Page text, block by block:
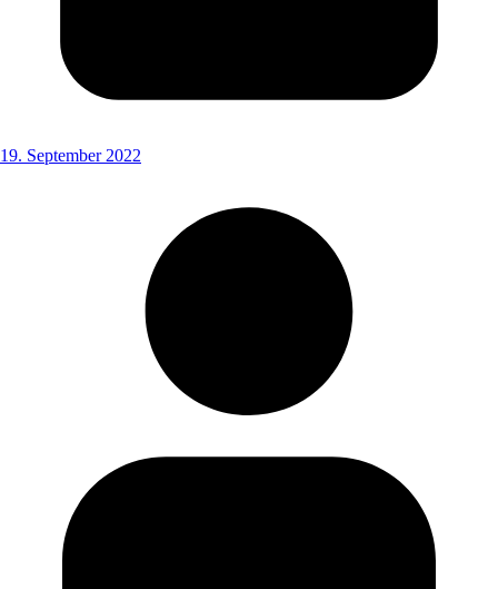
19. September 2022